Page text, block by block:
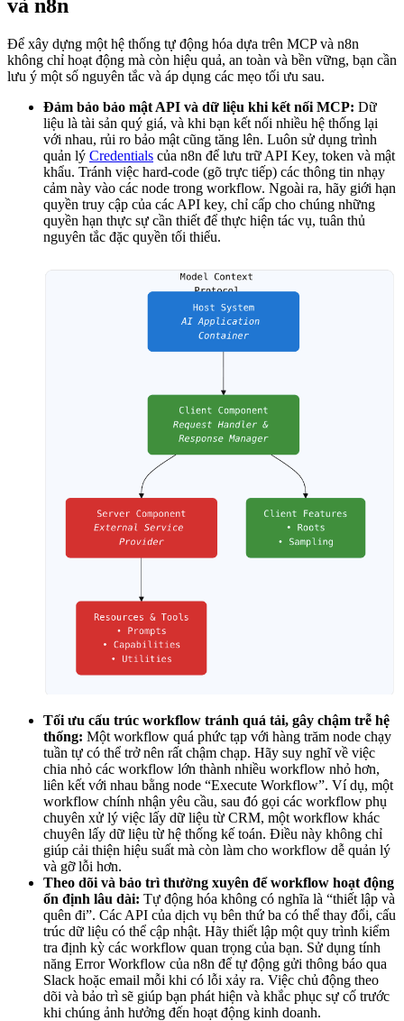
và n8n
Để xây dựng một hệ thống tự động hóa dựa trên MCP và n8n
không chỉ hoạt động mà còn hiệu quả, an toàn và bền vững, bạn cần
lưu ý một số nguyên tắc và áp dụng các mẹo tối ưu sau.
Đảm bảo bảo mật API và dữ liệu khi kết nối MCP: Dữ
liệu là tài sản quý giá, và khi bạn kết nối nhiều hệ thống lại
với nhau, rủi ro bảo mật cũng tăng lên. Luôn sử dụng trình
quản lý Credentials của n8n để lưu trữ API Key, token và mật
khẩu. Tránh việc hard-code (gõ trực tiếp) các thông tin nhạy
cảm này vào các node trong workflow. Ngoài ra, hãy giới hạn
quyền truy cập của các API key, chỉ cấp cho chúng những
quyền hạn thực sự cần thiết để thực hiện tác vụ, tuân thủ
nguyên tắc đặc quyền tối thiểu.
Tối ưu cấu trúc workflow tránh quá tải, gây chậm trễ hệ
thống: Một workflow quá phức tạp với hàng trăm node chạy
tuần tự có thể trở nên rất chậm chạp. Hãy suy nghĩ về việc
chia nhỏ các workflow lớn thành nhiều workflow nhỏ hơn,
liên kết với nhau bằng node “Execute Workflow”. Ví dụ, một
workflow chính nhận yêu cầu, sau đó gọi các workflow phụ
chuyên xử lý việc lấy dữ liệu từ CRM, một workflow khác
chuyên lấy dữ liệu từ hệ thống kế toán. Điều này không chỉ
giúp cải thiện hiệu suất mà còn làm cho workflow dễ quản lý
và gỡ lỗi hơn.
Theo dõi và bảo trì thường xuyên để workflow hoạt động
ổn định lâu dài: Tự động hóa không có nghĩa là “thiết lập và
quên đi”. Các API của dịch vụ bên thứ ba có thể thay đổi, cấu
trúc dữ liệu có thể cập nhật. Hãy thiết lập một quy trình kiểm
tra định kỳ các workflow quan trọng của bạn. Sử dụng tính
năng Error Workflow của n8n để tự động gửi thông báo qua
Slack hoặc email mỗi khi có lỗi xảy ra. Việc chủ động theo
dõi và bảo trì sẽ giúp bạn phát hiện và khắc phục sự cố trước
khi chúng ảnh hưởng đến hoạt động kinh doanh.